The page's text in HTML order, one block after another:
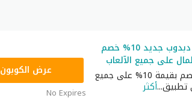
كوبون خصم دبدوب جديد 10% خصم
على جميع الآلعاب
أحصل على خصم بقيمة 10% على جميع
تطبيق...أكثر
عرض الكوبون
No Expires